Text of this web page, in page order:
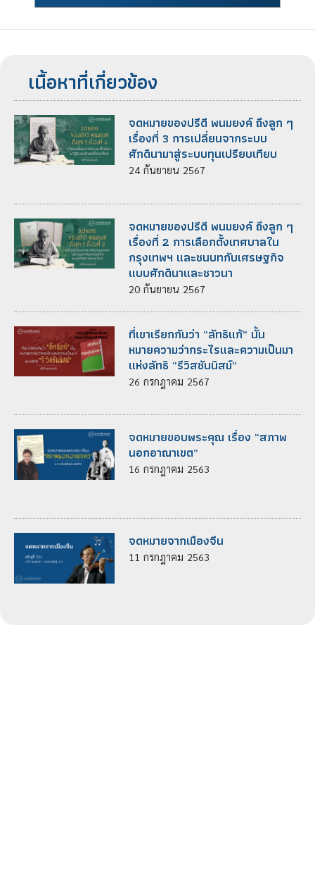
เนื้อหาที่เกี่ยวข้อง
จดหมายของปรีดี พนมยงค์ ถึงลูก ๆ
เรื่องที่ 3 การเปลี่ยนจากระบบ
ศักดินามาสู่ระบบทุนเปรียบเทียบ
24 กันยายน 2567
จดหมายของปรีดี พนมยงค์ ถึงลูก ๆ
เรื่องที่ 2 การเลือกตั้งเทศบาลใน
กรุงเทพฯ และชนบทกับเศรษฐกิจ
แบบศักดินาและชาวนา
20 กันยายน 2567
ที่เขาเรียกกันว่า “ลัทธิแก้” นั้น
หมายความว่ากระไรและความเป็นมา
แห่งลัทธิ “รีวิสชันนิสม์”
26 กรกฎาคม 2567
จดหมายขอบพระคุณ เรื่อง “สภาพ
นอกอาณาเขต”
16 กรกฎาคม 2563
จดหมายจากเมืองจีน
11 กรกฎาคม 2563